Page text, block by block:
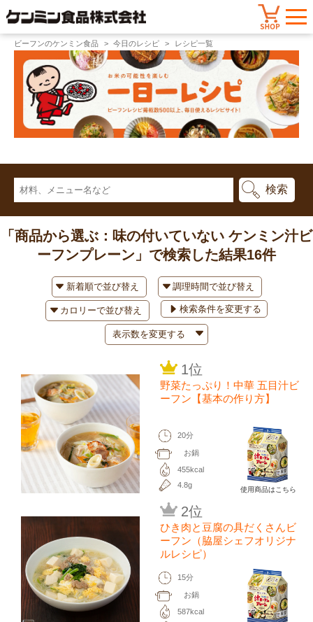
ビーフンのケンミン食品 今日のレシピ レシピ一覧
「商品から選ぶ：味の付いていない ケンミン汁ビ
ーフンプレーン」で検索した結果16件
検索条件を変更する
1位
野菜たっぷり！中華 五目汁ビ
ーフン【基本の作り方】
20分
お鍋
455kcal
4.8g
使用商品はこちら
2位
ひき肉と豆腐の具だくさんビ
ーフン（脇屋シェフオリジナ
ルレシピ）
15分
お鍋
587kcal